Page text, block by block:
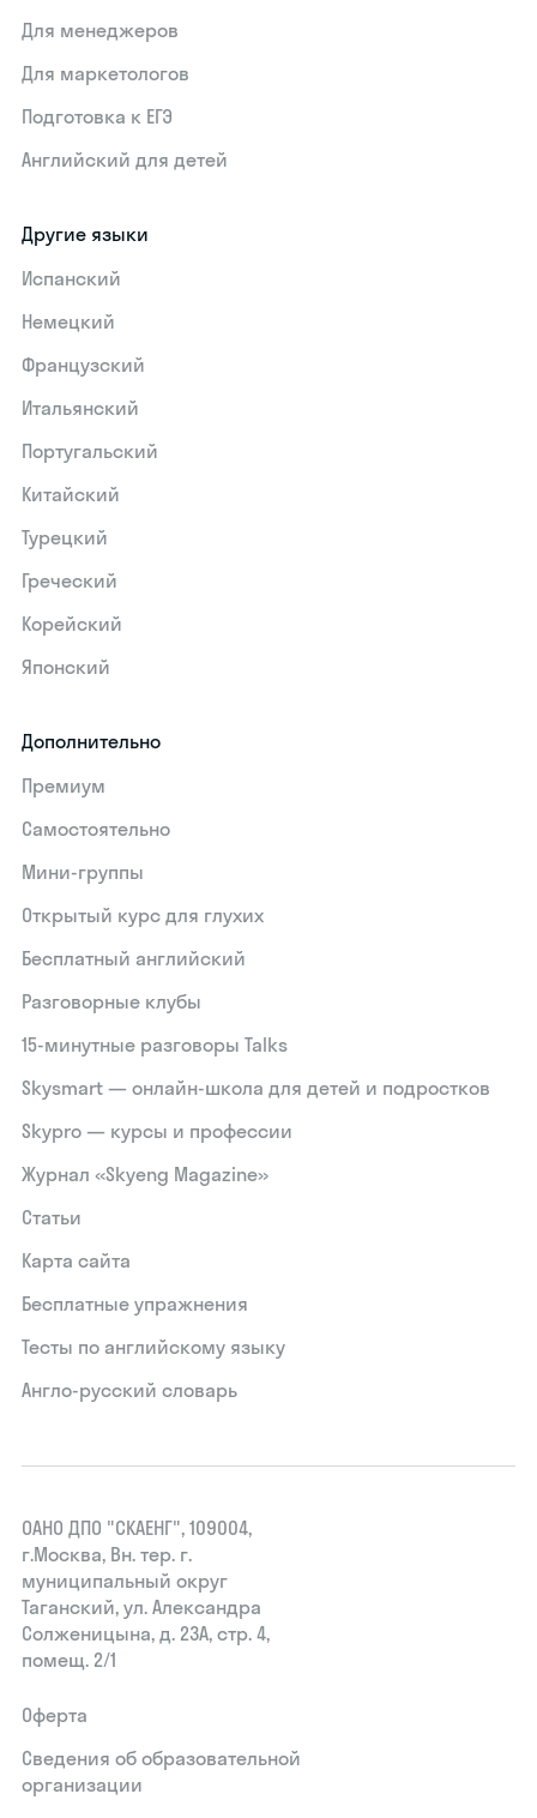
Для менеджеров
Для маркетологов
Подготовка к ЕГЭ
Английский для детей
Другие языки
Испанский
Немецкий
Французский
Итальянский
Португальский
Китайский
Турецкий
Греческий
Корейский
Японский
Дополнительно
Премиум
Самостоятельно
Мини-группы
Открытый курс для глухих
Бесплатный английский
Разговорные клубы
15‑минутные разговоры Talks
Skysmart — онлайн-школа для детей и подростков
Skypro — курсы и профессии
Журнал «Skyeng Magazine»
Статьи
Карта сайта
Бесплатные упражнения
Тесты по английскому языку
Англо-русский словарь
ОАНО ДПО "СКАЕНГ", 109004,
г.Москва, Вн. тер. г.
муниципальный округ
Таганский, ул. Александра
Солженицына, д. 23А, стр. 4,
помещ. 2/1
Оферта
Сведения об образовательной
организации